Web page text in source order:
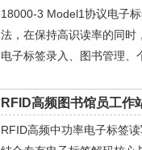
18000-3 Model1协议电子
法，在保持高识读率的同时
电子标签录入、图书管理
RFID高频图书馆员工作
RFID高频中功率电子标签